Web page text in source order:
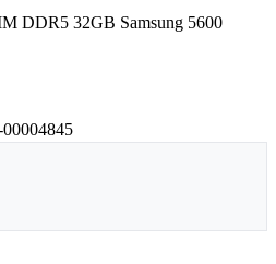
DDR5 32GB Samsung 5600